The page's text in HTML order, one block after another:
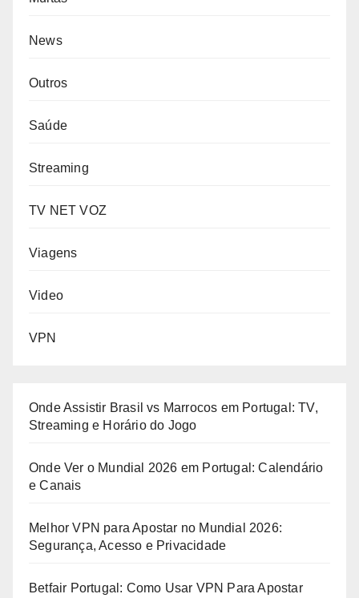
News
Outros
Saúde
Streaming
TV NET VOZ
Viagens
Video
VPN
Onde Assistir Brasil vs Marrocos em Portugal: TV,
Streaming e Horário do Jogo
Onde Ver o Mundial 2026 em Portugal: Calendário
e Canais
Melhor VPN para Apostar no Mundial 2026:
Segurança, Acesso e Privacidade
Betfair Portugal: Como Usar VPN Para Apostar